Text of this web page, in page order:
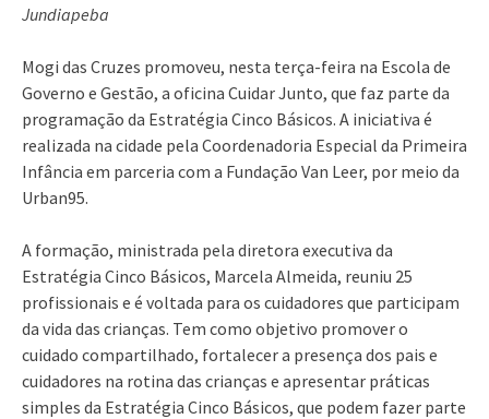
Jundiapeba
Mogi das Cruzes promoveu, nesta terça-feira na Escola de
Governo e Gestão, a oficina Cuidar Junto, que faz parte da
programação da Estratégia Cinco Básicos. A iniciativa é
realizada na cidade pela Coordenadoria Especial da Primeira
Infância em parceria com a Fundação Van Leer, por meio da
Urban95.
A formação, ministrada pela diretora executiva da
Estratégia Cinco Básicos, Marcela Almeida, reuniu 25
profissionais e é voltada para os cuidadores que participam
da vida das crianças. Tem como objetivo promover o
cuidado compartilhado, fortalecer a presença dos pais e
cuidadores na rotina das crianças e apresentar práticas
simples da Estratégia Cinco Básicos, que podem fazer parte